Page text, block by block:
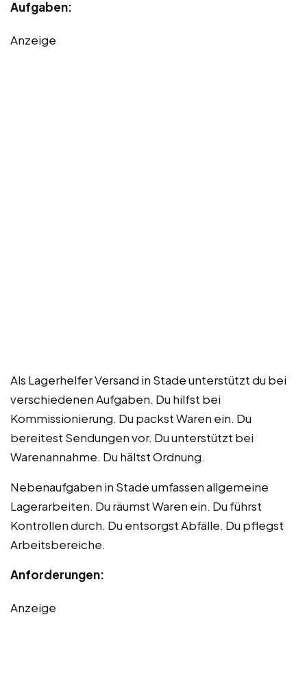
Aufgaben:
Anzeige
Als Lagerhelfer Versand in Stade unterstützt du bei
verschiedenen Aufgaben. Du hilfst bei
Kommissionierung. Du packst Waren ein. Du
bereitest Sendungen vor. Du unterstützt bei
Warenannahme. Du hältst Ordnung.
Nebenaufgaben in Stade umfassen allgemeine
Lagerarbeiten. Du räumst Waren ein. Du führst
Kontrollen durch. Du entsorgst Abfälle. Du pflegst
Arbeitsbereiche.
Anforderungen:
Anzeige